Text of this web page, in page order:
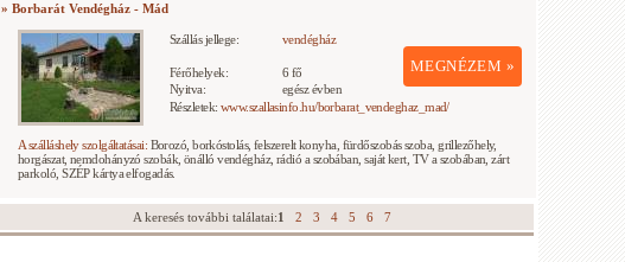
» Borbarát Vendégház - Mád
Szállás jellege: vendégház
MEGNÉZEM »
Férőhelyek:
6 fő
Nyitva:
egész évben
Részletek: www.szallasinfo.hu/borbarat_vendeghaz_mad/
A szálláshely szolgáltatásai: Borozó, borkóstolás, felszerelt konyha, fürdőszobás szoba, grillezőhely,
horgászat, nemdohányzó szobák, önálló vendégház, rádió a szobában, saját kert, TV a szobában, zárt
parkoló, SZÉP kártya elfogadás.
A keresés további találatai:1 2 3 4 5 6 7